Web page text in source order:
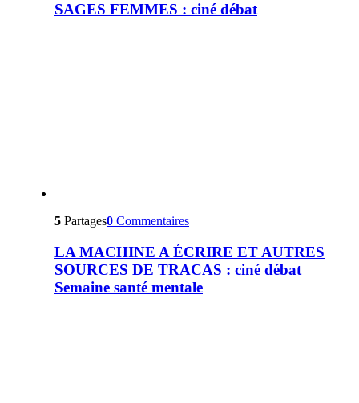
SAGES FEMMES : ciné débat
5 Partages0 Commentaires
LA MACHINE A ÉCRIRE ET AUTRES
SOURCES DE TRACAS : ciné débat
Semaine santé mentale